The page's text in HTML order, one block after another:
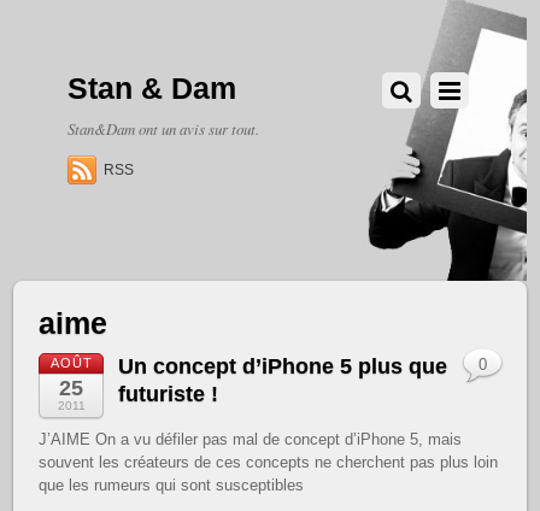
Stan & Dam
Stan&Dam ont un avis sur tout.
RSS
aime
AOÛT
25
2011
Un concept d’iPhone 5 plus que
futuriste !
J’AIME On a vu défiler pas mal de concept d’iPhone 5, mais
souvent les créateurs de ces concepts ne cherchent pas plus loin
que les rumeurs qui sont susceptibles
0